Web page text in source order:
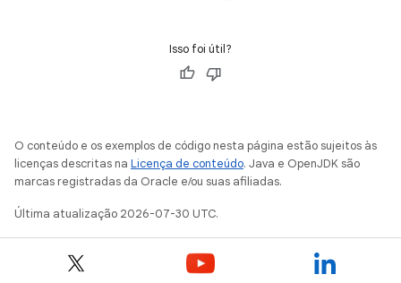
Isso foi útil?
O conteúdo e os exemplos de código nesta página estão sujeitos às
licenças descritas na Licença de conteúdo. Java e OpenJDK são
marcas registradas da Oracle e/ou suas afiliadas.
Última atualização 2026-07-30 UTC.